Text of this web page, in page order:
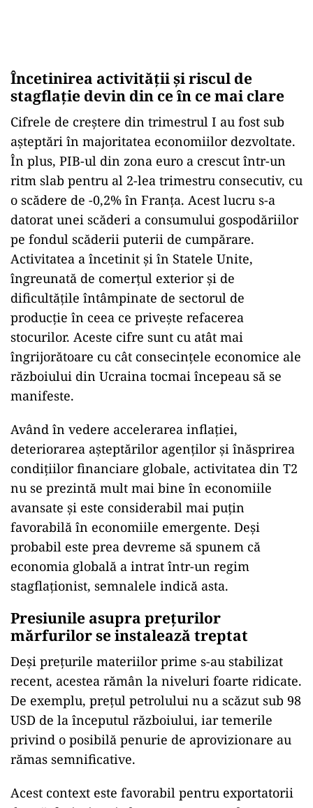
Încetinirea activității și riscul de
stagflație devin din ce în ce mai clare
Cifrele de creștere din trimestrul I au fost sub
așteptări în majoritatea economiilor dezvoltate.
În plus, PIB-ul din zona euro a crescut într-un
ritm slab pentru al 2-lea trimestru consecutiv, cu
o scădere de -0,2% în Franța. Acest lucru s-a
datorat unei scăderi a consumului gospodăriilor
pe fondul scăderii puterii de cumpărare.
Activitatea a încetinit și în Statele Unite,
îngreunată de comerțul exterior și de
dificultățile întâmpinate de sectorul de
producție în ceea ce privește refacerea
stocurilor. Aceste cifre sunt cu atât mai
îngrijorătoare cu cât consecințele economice ale
războiului din Ucraina tocmai începeau să se
manifeste.
Având în vedere accelerarea inflației,
deteriorarea așteptărilor agenților și înăsprirea
condițiilor financiare globale, activitatea din T2
nu se prezintă mult mai bine în economiile
avansate și este considerabil mai puțin
favorabilă în economiile emergente. Deși
probabil este prea devreme să spunem că
economia globală a intrat într-un regim
stagflaționist, semnalele indică asta.
Presiunile asupra prețurilor
mărfurilor se instalează treptat
Deși prețurile materiilor prime s-au stabilizat
recent, acestea rămân la niveluri foarte ridicate.
De exemplu, prețul petrolului nu a scăzut sub 98
USD de la începutul războiului, iar temerile
privind o posibilă penurie de aprovizionare au
rămas semnificative.
Acest context este favorabil pentru exportatorii